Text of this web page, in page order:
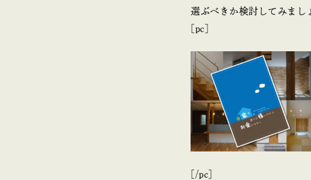
選ぶべきか検討してみまし
[pc]
[/pc]